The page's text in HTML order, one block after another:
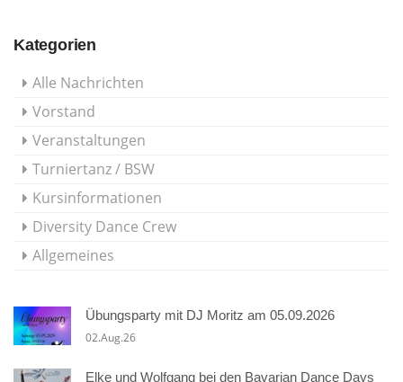
Kategorien
Alle Nachrichten
Vorstand
Veranstaltungen
Turniertanz / BSW
Kursinformationen
Diversity Dance Crew
Allgemeines
Übungsparty mit DJ Moritz am 05.09.2026
02.Aug.26
Elke und Wolfgang bei den Bavarian Dance Days